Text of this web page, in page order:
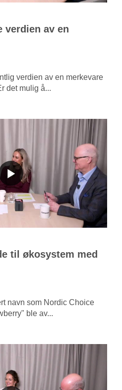
verdien av en
verdien av en merkevare
det mulig å...
til økosystem med
navn som Nordic Choice
ble av...